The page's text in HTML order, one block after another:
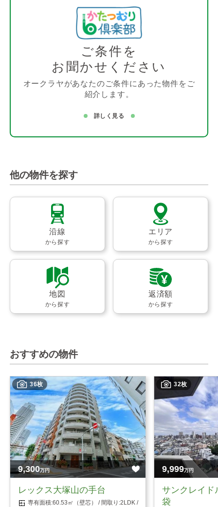
ご条件を
お聞かせください
オークラヤがあなたのご条件にあった物件をご
紹介します。
詳しく見る
他の物件を探す
沿線
から探す
エリア
から探す
地図
から探す
返済額
から探す
おすすめの物件
36枚
9,300万円
レックス大塚山の手台
60.53㎡（壁芯）
2LDK
32枚
9,999万円
サンクレイド
袋